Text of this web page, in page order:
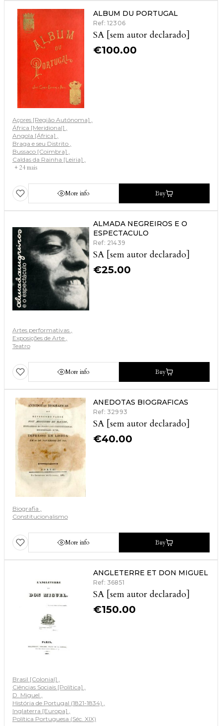
ALBUM DU PORTUGAL
Ref: 12306
SA [sem autor declarado]
€100.00
Açores [Região Autónoma]
África [Meridional]
Angola [África]
Braga e seu Distrito
Bussaco [Coimbra]
Caldas da Rainha [Leiria]
+ 24 mais
More info Buy
ALMADA NEGREIROS E O
ESPECTACULO
Ref: 21439
SA [sem autor declarado]
€25.00
Artes performativas
Exposições de Arte
Teatro
More info Buy
ANEDOTAS BIOGRAFICAS
Ref: 32993
SA [sem autor declarado]
€40.00
Biografia
Constitucionalismo
More info Buy
ANGLETERRE ET DON MIGUEL
Ref: 36851
SA [sem autor declarado]
€150.00
Brasil [Colonial]
Ciências Sociais [Política]
D. Miguel
História de Portugal (1821-1834)
Inglaterra [Europa]
Política Portuguesa (Séc. XIX)